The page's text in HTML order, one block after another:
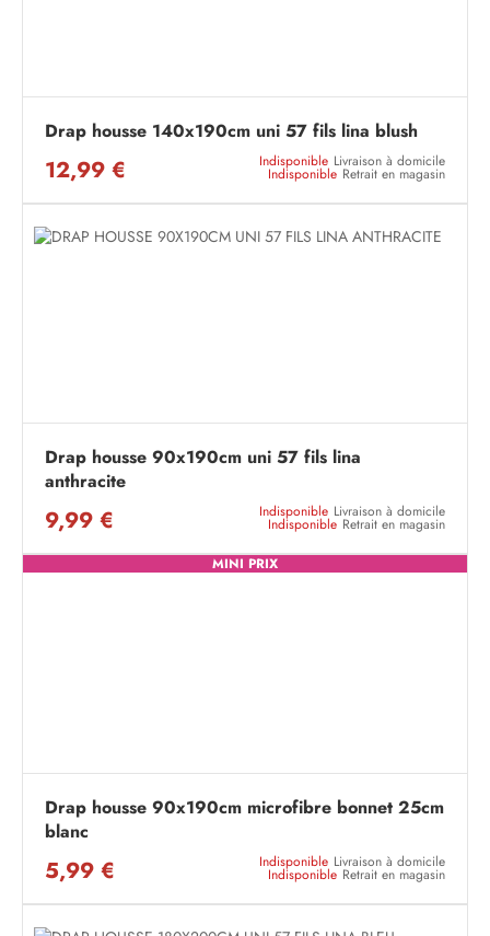
Drap housse 140x190cm uni 57 fils lina blush
12,99 € Indisponible Livraison à domicile
Indisponible Retrait en magasin
Drap housse 90x190cm uni 57 fils lina
anthracite
9,99 € Indisponible Livraison à domicile
Indisponible Retrait en magasin
MINI PRIX
Drap housse 90x190cm microfibre bonnet 25cm
blanc
5,99 € Indisponible Livraison à domicile
Indisponible Retrait en magasin